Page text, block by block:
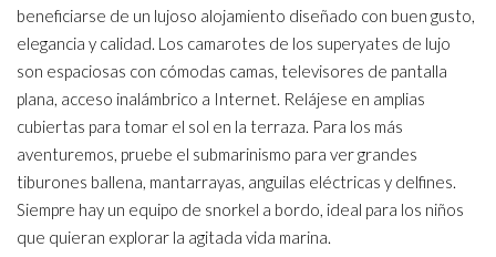
beneficiarse de un lujoso alojamiento diseñado con buen gusto,
elegancia y calidad. Los camarotes de los superyates de lujo
son espaciosas con cómodas camas, televisores de pantalla
plana, acceso inalámbrico a Internet. Relájese en amplias
cubiertas para tomar el sol en la terraza. Para los más
aventuremos, pruebe el submarinismo para ver grandes
tiburones ballena, mantarrayas, anguilas eléctricas y delfines.
Siempre hay un equipo de snorkel a bordo, ideal para los niños
que quieran explorar la agitada vida marina.